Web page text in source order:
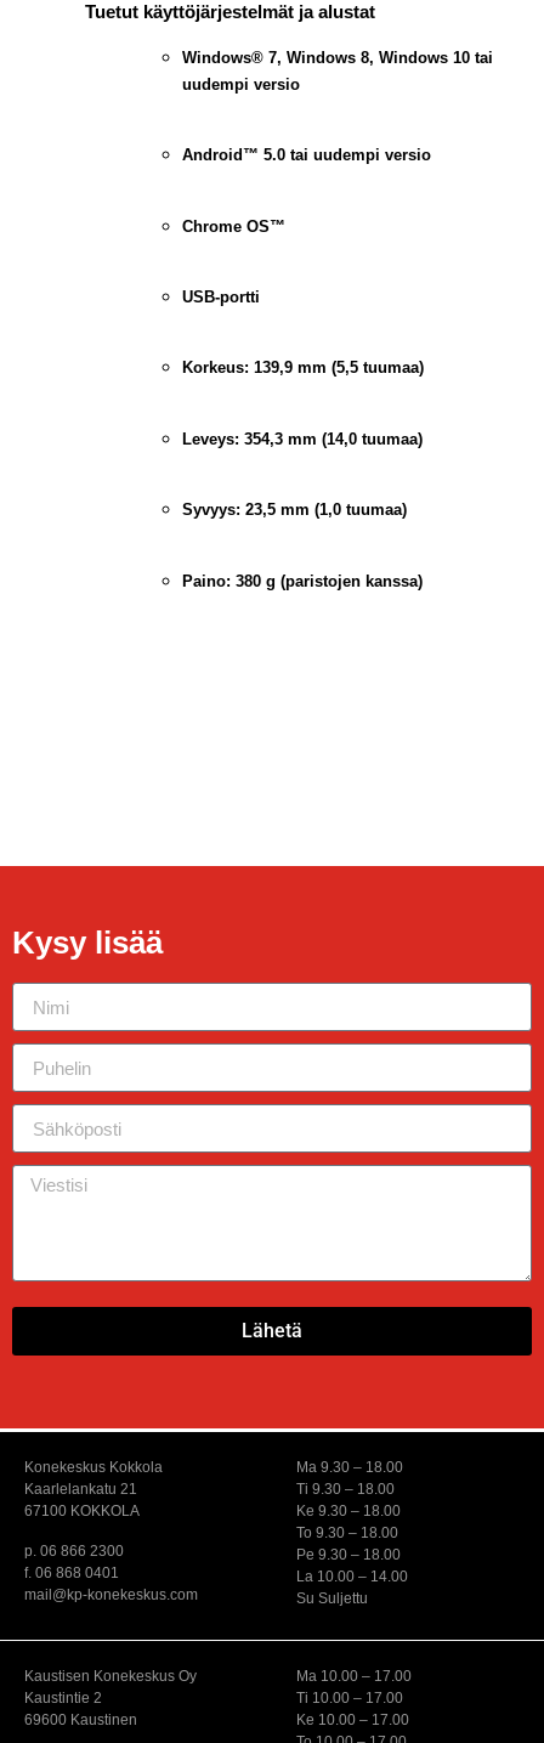
Tuetut käyttöjärjestelmät ja alustat
Windows® 7, Windows 8, Windows 10 tai
uudempi versio
Android™ 5.0 tai uudempi versio
Chrome OS™
USB-portti
Korkeus: 139,9 mm (5,5 tuumaa)
Leveys: 354,3 mm (14,0 tuumaa)
Syvyys: 23,5 mm (1,0 tuumaa)
Paino: 380 g (paristojen kanssa)
Kysy lisää
Lähetä
Konekeskus Kokkola
Kaarlelankatu 21
67100 KOKKOLA
p. 06 866 2300
f. 06 868 0401
mail@kp-konekeskus.com
Ma 9.30 – 18.00
Ti 9.30 – 18.00
Ke 9.30 – 18.00
To 9.30 – 18.00
Pe 9.30 – 18.00
La 10.00 – 14.00
Su Suljettu
Kaustisen Konekeskus Oy
Kaustintie 2
69600 Kaustinen
Ma 10.00 – 17.00
Ti 10.00 – 17.00
Ke 10.00 – 17.00